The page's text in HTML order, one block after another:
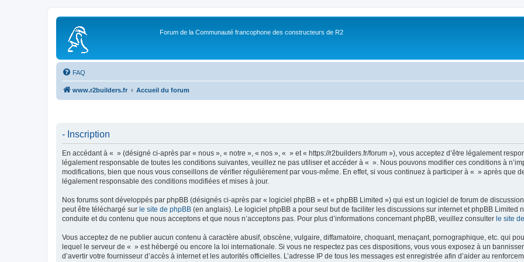
Forum de la Communauté francophone des constructeurs de R2
FAQ
www.r2builders.fr Accueil du forum
- Inscription
En accédant à « » (désigné ci-après par « nous », « notre », « nos », « » et « https://r2builders.fr/forum »), vous acceptez d’être légalement
légalement responsable de toutes les conditions suivantes, veuillez ne pas utiliser et accéder à « ». Nous pouvons modifier ces conditions à
modifications, bien que nous vous conseillons de vérifier régulièrement par vous-même. En effet, si vous continuez à participer à « » après que
légalement responsable des conditions modifiées et mises à jour.
Nos forums sont développés par phpBB (désignés ci-après par « logiciel phpBB » et « phpBB Limited ») qui est un logiciel de forum de
peut être téléchargé sur le site de phpBB (en anglais). Le logiciel phpBB a pour seul but de faciliter les discussions sur internet et phpBB Limited
conduite et du contenu que nous acceptons et que nous n’acceptons pas. Pour plus d’informations concernant phpBB, veuillez consulter le site
Vous acceptez de ne publier aucun contenu à caractère abusif, obscène, vulgaire, diffamatoire, choquant, menaçant, pornographique, etc. qui
lequel le serveur de « » est hébergé ou encore la loi internationale. Si vous ne respectez pas ces dispositions, vous vous exposez à un
d’avertir votre fournisseur d’accès à internet et les autorités officielles. L’adresse IP de tous les messages est enregistrée afin d’aider au